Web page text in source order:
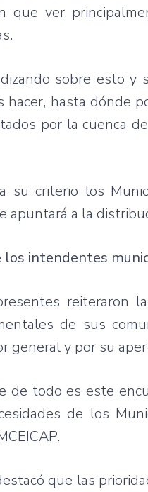
que ver
.
sobre esto y
hacer, hasta dónde
por lacuenca
a su criterio los
apuntará a la
los intendentes
reiteraron la
de sus
general y por su
de todo es este
de los
.
que las